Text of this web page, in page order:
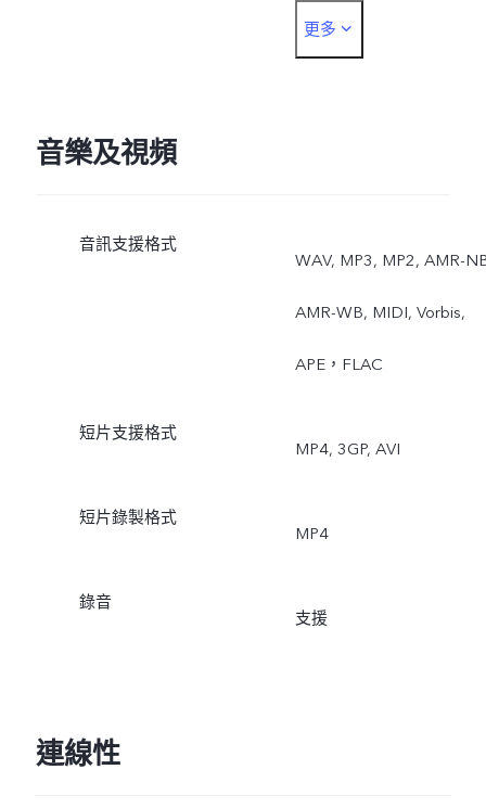
拍照，前置全景拍照，4K
更多
音樂及視頻
音訊支援格式
WAV, MP3, MP2, AMR-
AMR-WB, MIDI, Vorbis,
APE，FLAC
短片支援格式
MP4, 3GP, AVI
短片錄製格式
MP4
錄音
支援
連線性